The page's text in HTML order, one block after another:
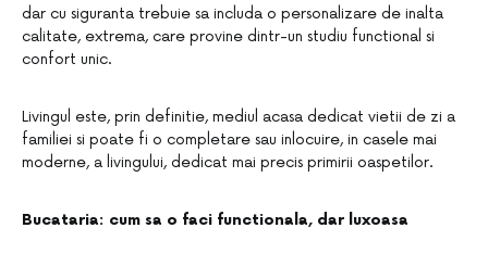
dar cu siguranta trebuie sa includa o personalizare de inalta
calitate, extrema, care provine dintr-un studiu functional si
confort unic.
Livingul este, prin definitie, mediul acasa dedicat vietii de zi a
familiei si poate fi o completare sau inlocuire, in casele mai
moderne, a livingului, dedicat mai precis primirii oaspetilor.
Bucataria: cum sa o faci functionala, dar luxoasa